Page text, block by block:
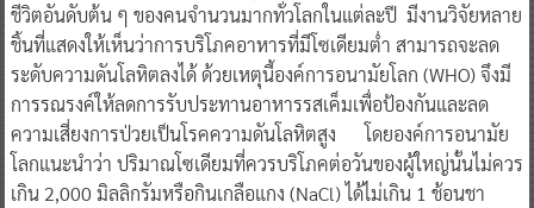
ชีวิตอันดับต้น ๆ ของคนจำนวนมากทั่วโลกในแต่ละปี มีงานวิจัยหลาย
ชิ้นที่แสดงให้เห็นว่าการบริโภคอาหารที่มีโซเดียมต่ำ สามารถจะลด
ระดับความดันโลหิตลงได้ ด้วยเหตุนี้องค์การอนามัยโลก (WHO) จึงมี
การรณรงค์ให้ลดการรับประทานอาหารรสเค็มเพื่อป้องกันและลด
ความเสี่ยงการป่วยเป็นโรคความดันโลหิตสูง โดยองค์การอนามัย
โลกแนะนำว่า ปริมาณโซเดียมที่ควรบริโภคต่อวันของผู้ใหญ่นั้นไม่ควร
เกิน 2,000 มิลลิกรัมหรือกินเกลือแกง (NaCl) ได้ไม่เกิน 1 ช้อนชา